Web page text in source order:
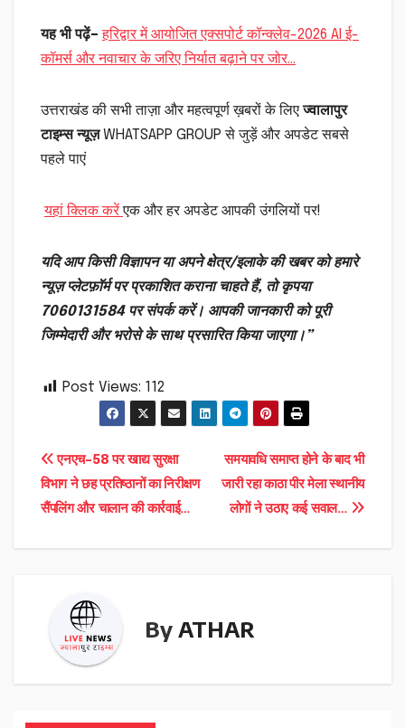
यह भी पढ़ें– हरिद्वार में आयोजित एक्सपोर्ट कॉन्क्लेव-2026 AI ई-
कॉमर्स और नवाचार के जरिए निर्यात बढ़ाने पर जोर…
उत्तराखंड की सभी ताज़ा और महत्वपूर्ण ख़बरों के लिएज्वालापुर
टाइम्स न्यूज़WHATSAPP GROUP से जुड़ें और अपडेट सबसे
पहले पाएं
यहां क्लिक करेंएक और हर अपडेट आपकी उंगलियों पर!
यदि आप किसी विज्ञापन या अपने क्षेत्र/इलाके की खबर को हमारे
न्यूज़ प्लेटफ़ॉर्म पर प्रकाशित कराना चाहते हैं, तो कृपया
7060131584 पर संपर्क करें। आपकी जानकारी को पूरी
जिम्मेदारी और भरोसे के साथ प्रसारित किया जाएगा।”
Post Views: 112
Post
navigation
समयावधि समाप्त होने के बाद भी
जारी रहा काठा पीर मेला स्थानीय
लोगों ने उठाए कई सवाल…
एनएच-58 पर खाद्य सुरक्षा
विभाग ने छह प्रतिष्ठानों का निरीक्षण
सैंपलिंग और चालान की कार्रवाई…
By ATHAR